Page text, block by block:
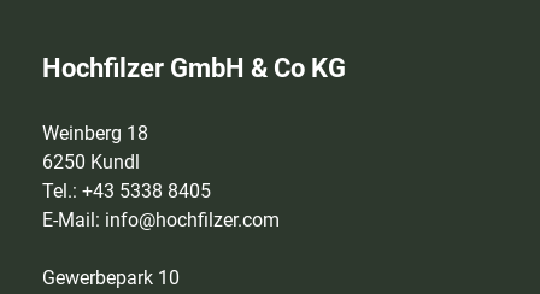
Hochfilzer GmbH & Co KG
Weinberg 18
6250 Kundl
Tel.: +43 5338 8405
E-Mail: info@hochfilzer.com
Gewerbepark 10